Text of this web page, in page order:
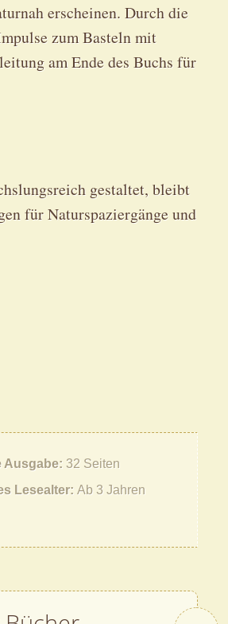
erscheinen. Durch die
zum Basteln mit
am Ende des Buchs für
gestaltet, bleibt
für Naturspaziergänge und
Ausgabe 32 Seiten
Lesealter Ab 3 Jahren